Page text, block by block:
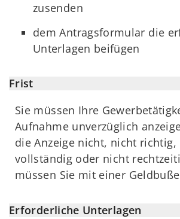
zusenden
dem Antragsformular die
Unterlagen beifügen
Frist
Sie müssen Ihre
Aufnahme unverzüglich
die Anzeige nicht, nicht
vollständig oder nicht
müssen Sie mit einer
Erforderliche Unterlagen